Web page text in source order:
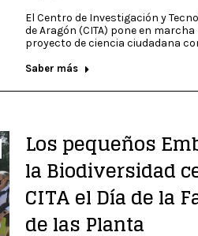
El Centro de Investigación y
de Aragón (CITA) pone en
proyecto de ciencia ciudadana
Saber más
Los pequeños
la Biodiversidad
CITA el Día de la
de las Planta